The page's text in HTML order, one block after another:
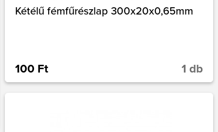
Kétélű fémfűrészlap 300x20x0,65mm
100 Ft 1 db